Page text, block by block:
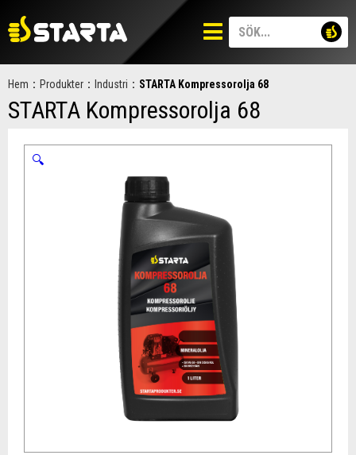
Hem : Produkter : Industri : STARTA Kompressorolja 68
STARTA Kompressorolja 68
🔍